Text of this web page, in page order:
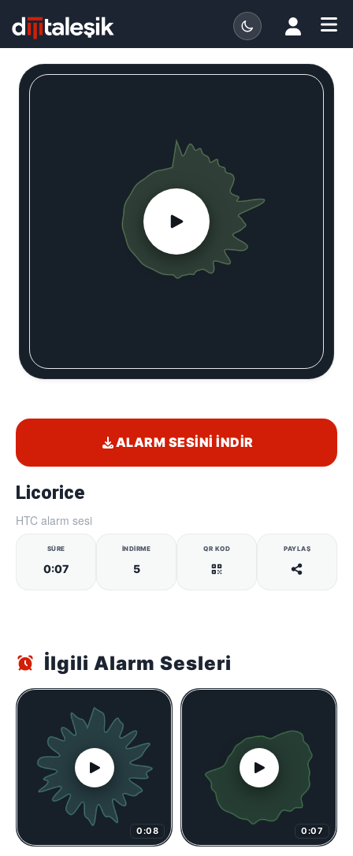
Licorice
HTC alarm sesi
SÜRE
0:07
İNDIRME
5
QR KOD PAYLAŞ
ALARM SESINI İNDIR
İlgili Alarm Sesleri
0:08 0:07